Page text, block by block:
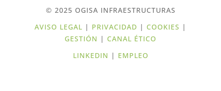
© 2025 OGISA INFRAESTRUCTURAS
AVISO LEGAL | PRIVACIDAD | COOKIES |
GESTIÓN | CANAL ÉTICO
LINKEDIN | EMPLEO